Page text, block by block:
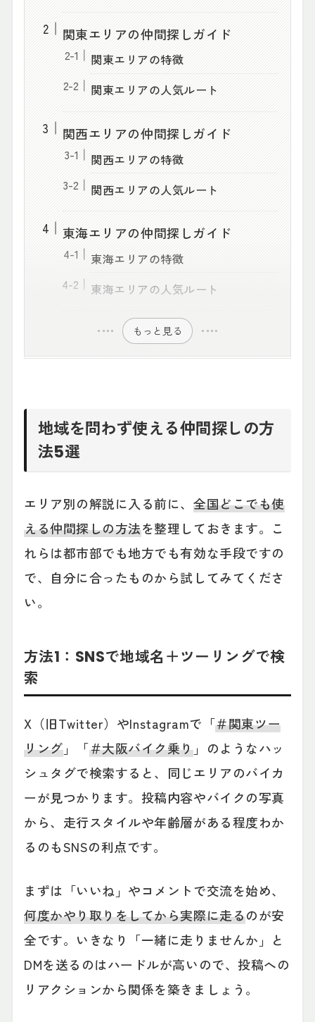
関東エリアの仲間探しガイド
関東エリアの特徴
関東エリアの人気ルート
関西エリアの仲間探しガイド
関西エリアの特徴
関西エリアの人気ルート
東海エリアの仲間探しガイド
東海エリアの特徴
東海エリアの人気ルート
もっと見る
地域を問わず使える仲間探しの方
法5選
エリア別の解説に入る前に、全国どこでも使
える仲間探しの方法を整理しておきます。こ
れらは都市部でも地方でも有効な手段ですの
で、自分に合ったものから試してみてくださ
い。
方法1：SNSで地域名＋ツーリングで検
索
X（旧Twitter）やInstagramで「＃関東ツー
リング」「＃大阪バイク乗り」のようなハッ
シュタグで検索すると、同じエリアのバイカ
ーが見つかります。投稿内容やバイクの写真
から、走行スタイルや年齢層がある程度わか
るのもSNSの利点です。
まずは「いいね」やコメントで交流を始め、
何度かやり取りをしてから実際に走るのが安
全です。いきなり「一緒に走りませんか」と
DMを送るのはハードルが高いので、投稿への
リアクションから関係を築きましょう。